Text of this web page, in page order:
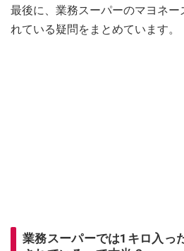
最後に、業務スーパーのマヨネー
れている疑問をまとめています。
業務スーパーでは1キロ入っ